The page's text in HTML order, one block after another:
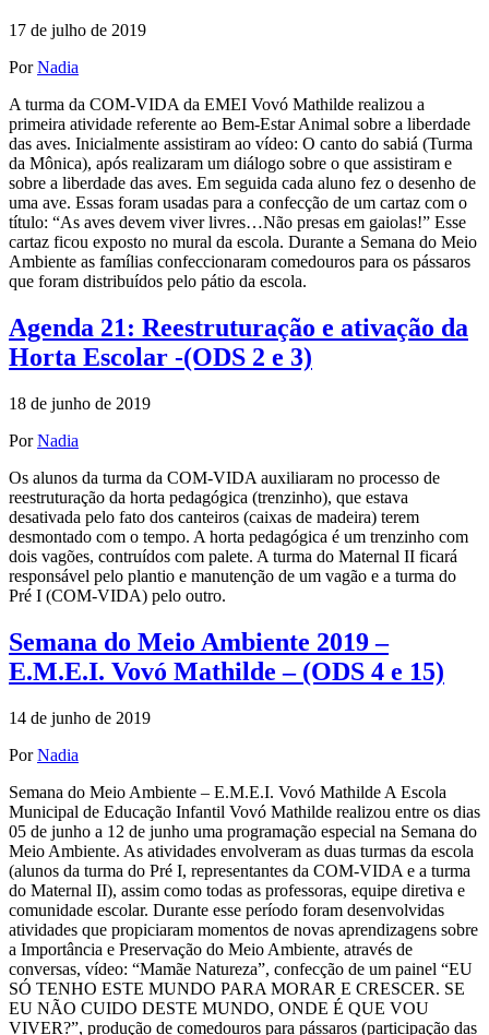
17 de julho de 2019
PorNadia
A turma da COM-VIDA da EMEI Vovó Mathilde realizou a
primeira atividade referente ao Bem-Estar Animal sobre a liberdade
das aves. Inicialmente assistiram ao vídeo: O canto do sabiá (Turma
da Mônica), após realizaram um diálogo sobre o que assistiram e
sobre a liberdade das aves. Em seguida cada aluno fez o desenho de
uma ave. Essas foram usadas para a confecção de um cartaz com o
título: “As aves devem viver livres…Não presas em gaiolas!” Esse
cartaz ficou exposto no mural da escola. Durante a Semana do Meio
Ambiente as famílias confeccionaram comedouros para os pássaros
que foram distribuídos pelo pátio da escola.
Agenda 21: Reestruturação e ativação da
Horta Escolar -(ODS 2 e 3)
18 de junho de 2019
PorNadia
Os alunos da turma da COM-VIDA auxiliaram no processo de
reestruturação da horta pedagógica (trenzinho), que estava
desativada pelo fato dos canteiros (caixas de madeira) terem
desmontado com o tempo. A horta pedagógica é um trenzinho com
dois vagões, contruídos com palete. A turma do Maternal II ficará
responsável pelo plantio e manutenção de um vagão e a turma do
Pré I (COM-VIDA) pelo outro.
Semana do Meio Ambiente 2019 –
E.M.E.I. Vovó Mathilde – (ODS 4 e 15)
14 de junho de 2019
PorNadia
Semana do Meio Ambiente – E.M.E.I. Vovó Mathilde A Escola
Municipal de Educação Infantil Vovó Mathilde realizou entre os dias
05 de junho a 12 de junho uma programação especial na Semana do
Meio Ambiente. As atividades envolveram as duas turmas da escola
(alunos da turma do Pré I, representantes da COM-VIDA e a turma
do Maternal II), assim como todas as professoras, equipe diretiva e
comunidade escolar. Durante esse período foram desenvolvidas
atividades que propiciaram momentos de novas aprendizagens sobre
a Importância e Preservação do Meio Ambiente, através de
conversas, vídeo: “Mamãe Natureza”, confecção de um painel “EU
SÓ TENHO ESTE MUNDO PARA MORAR E CRESCER. SE
EU NÃO CUIDO DESTE MUNDO, ONDE É QUE VOU
VIVER?”, produção de comedouros para pássaros (participação das